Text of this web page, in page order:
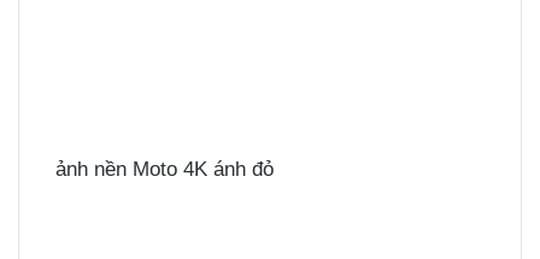
ảnh nền Moto 4K ánh đỏ